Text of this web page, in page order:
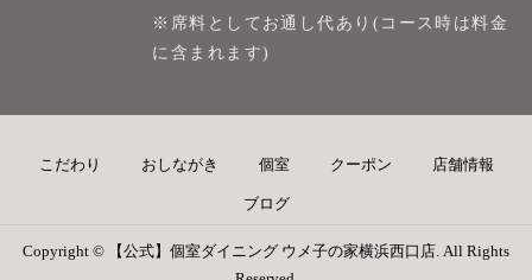
※席料としてお通し代あり(コース時は料金
に含まれます)
こだわり おしながき 個室 クーポン 店舗情報
ブログ
Copyright © 【公式】個室ダイニング ウメ子の家横浜西口店. All Rights